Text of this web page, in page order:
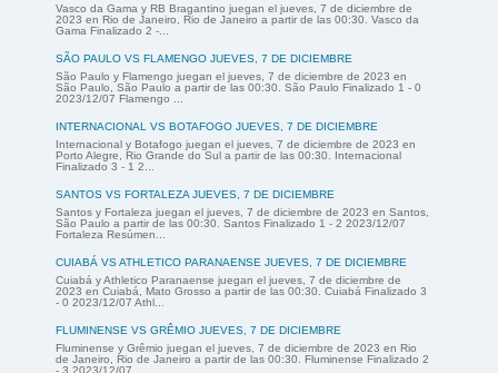
Vasco da Gama y RB Bragantino juegan el jueves, 7 de diciembre de
2023 en Rio de Janeiro, Rio de Janeiro a partir de las 00:30. Vasco da
Gama Finalizado 2 -...
SÃO PAULO VS FLAMENGO JUEVES, 7 DE DICIEMBRE
São Paulo y Flamengo juegan el jueves, 7 de diciembre de 2023 en
São Paulo, São Paulo a partir de las 00:30. São Paulo Finalizado 1 - 0
2023/12/07 Flamengo ...
INTERNACIONAL VS BOTAFOGO JUEVES, 7 DE DICIEMBRE
Internacional y Botafogo juegan el jueves, 7 de diciembre de 2023 en
Porto Alegre, Rio Grande do Sul a partir de las 00:30. Internacional
Finalizado 3 - 1 2...
SANTOS VS FORTALEZA JUEVES, 7 DE DICIEMBRE
Santos y Fortaleza juegan el jueves, 7 de diciembre de 2023 en Santos,
São Paulo a partir de las 00:30. Santos Finalizado 1 - 2 2023/12/07
Fortaleza Resúmen...
CUIABÁ VS ATHLETICO PARANAENSE JUEVES, 7 DE DICIEMBRE
Cuiabá y Athletico Paranaense juegan el jueves, 7 de diciembre de
2023 en Cuiabá, Mato Grosso a partir de las 00:30. Cuiabá Finalizado 3
- 0 2023/12/07 Athl...
FLUMINENSE VS GRÊMIO JUEVES, 7 DE DICIEMBRE
Fluminense y Grêmio juegan el jueves, 7 de diciembre de 2023 en Rio
de Janeiro, Rio de Janeiro a partir de las 00:30. Fluminense Finalizado 2
- 3 2023/12/07...